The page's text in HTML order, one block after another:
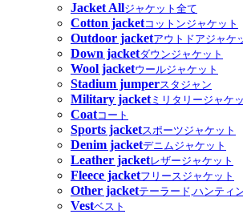
Jacket Allジャケット全て
Cotton jacketコットンジャケット
Outdoor jacketアウトドアジャケ
Down jacketダウンジャケット
Wool jacketウールジャケット
Stadium jumperスタジャン
Military jacketミリタリージャケ
Coatコート
Sports jacketスポーツジャケット
Denim jacketデニムジャケット
Leather jacketレザージャケット
Fleece jacketフリースジャケット
Other jacketテーラード,ハンティ
Vestベスト